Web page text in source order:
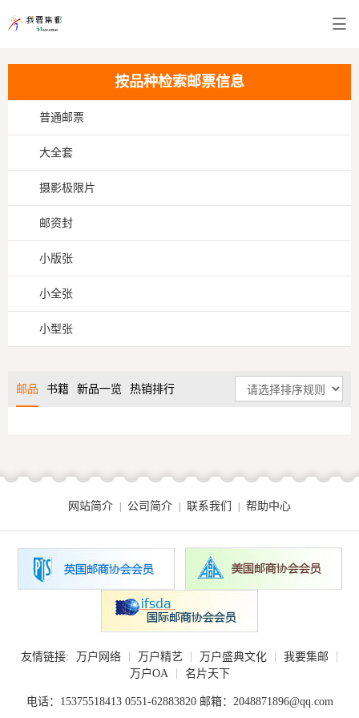
按品种检索邮票信息
普通邮票
大全套
摄影极限片
邮资封
小版张
小全张
小型张
邮品 书籍 新品一览 热销排行
网站简介 公司简介 联系我们 帮助中心
友情链接: 万户网络 万户精艺 万户盛典文化 我要集邮
万户OA
名片天下
电话：15375518413 0551-62883820 邮箱：2048871896@qq.com